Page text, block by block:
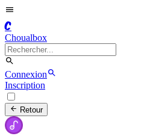
C
Choualbox
Connexion
Inscription
Retour